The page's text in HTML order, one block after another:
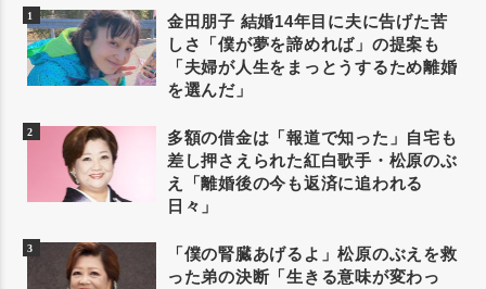
金田朋子 結婚14年目に夫に告げた苦
しさ「僕が夢を諦めれば」の提案も
「夫婦が人生をまっとうするため離婚
を選んだ」
多額の借金は「報道で知った」自宅も
差し押さえられた紅白歌手・松原のぶ
え「離婚後の今も返済に追われる
日々」
「僕の腎臓あげるよ」松原のぶえを救
った弟の決断「生きる意味が変わっ